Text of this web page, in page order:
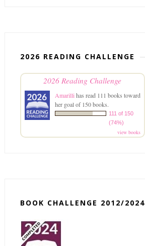
2026 READING CHALLENGE
2026 Reading Challenge
Amarillihas read 111 books toward
her goal of 150 books.
111 of 150
(74%)
view books
BOOK CHALLENGE 2012/2024